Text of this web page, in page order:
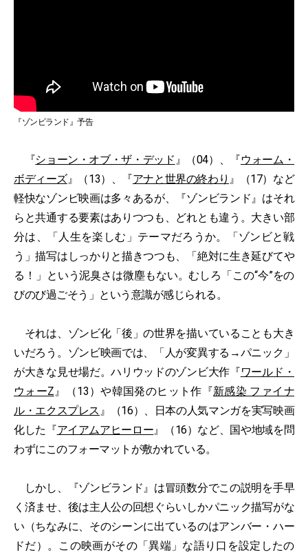
『ゾンビランド』予告
『ショーン・オブ・ザ・デッド 』（04）、『ウォーム・
ボディーズ』（13）、『アナと世界の終わり 』（17）など
軽快なゾンビ映画は多々あるが、『ゾンビランド』はそれ
らと共通する要素はありつつも、どれとも違う。大きい部
分は、「人生を楽しむ」テーマだろうか。「ゾンビと戦
う」描写はしっかりと描きつつも、「絶対に生き延びてや
る！」という泥臭さは微塵もない。むしろ「この“今”をの
びのび過ごそう」という意識が感じられる。
それは、ゾンビ化「後」の世界を描いていることも大き
いだろう。ゾンビ映画では、「人が変異する→パニック」
が大きな見せ場だ。ハリウッドのゾンビ大作『ワールド・
ウォーZ 』（13）や韓国発のヒット作『新感染 ファイナ
ル・エクスプレス 』（16）、日本の人気マンガを実写映画
化した『アイアムアヒーロー 』（16）など、国や地域を問
わずにこのフォーマットが敷かれている。
しかし、『ゾンビランド』は冒頭数分でこの説明を手早
く済ませ、後は主人公の回想ぐらいしかパニック描写がな
い（ちなみに、そのシーンに出ているのはアンバー・ハー
ドだ）。この映画がその「異端」な語り口を設定したの